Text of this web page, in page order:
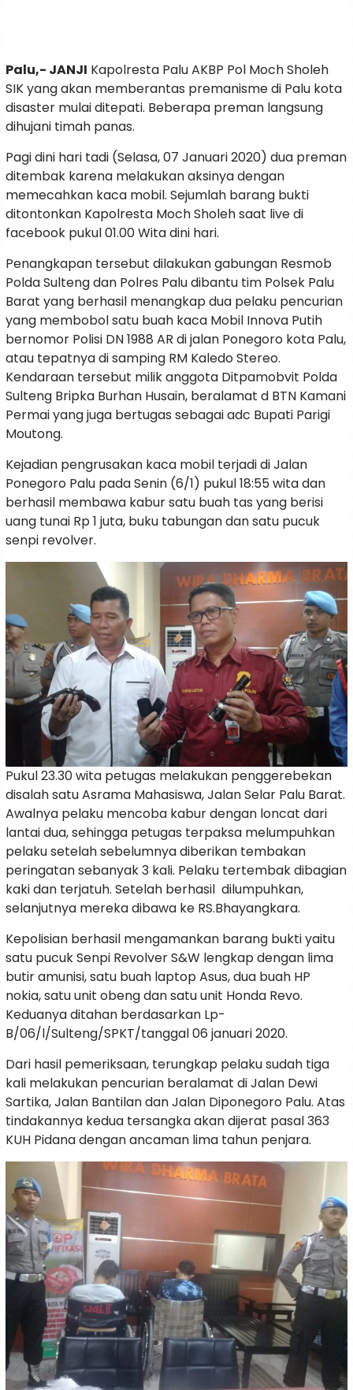
Palu,- JANJI Kapolresta Palu AKBP Pol Moch Sholeh
SIK yang akan memberantas premanisme di Palu kota
disaster mulai ditepati. Beberapa preman langsung
dihujani timah panas.
Pagi dini hari tadi (Selasa, 07 Januari 2020) dua preman
ditembak karena melakukan aksinya dengan
memecahkan kaca mobil. Sejumlah barang bukti
ditontonkan Kapolresta Moch Sholeh saat live di
facebook pukul 01.00 Wita dini hari.
Penangkapan tersebut dilakukan gabungan Resmob
Polda Sulteng dan Polres Palu dibantu tim Polsek Palu
Barat yang berhasil menangkap dua pelaku pencurian
yang membobol satu buah kaca Mobil Innova Putih
bernomor Polisi DN 1988 AR di jalan Ponegoro kota Palu,
atau tepatnya di samping RM Kaledo Stereo.
Kendaraan tersebut milik anggota Ditpamobvit Polda
Sulteng Bripka Burhan Husain, beralamat d BTN Kamani
Permai yang juga bertugas sebagai adc Bupati Parigi
Moutong.
Kejadian pengrusakan kaca mobil terjadi di Jalan
Ponegoro Palu pada Senin (6/1) pukul 18:55 wita dan
berhasil membawa kabur satu buah tas yang berisi
uang tunai Rp 1 juta, buku tabungan dan satu pucuk
senpi revolver.
Pukul 23.30 wita petugas melakukan penggerebekan
disalah satu Asrama Mahasiswa, Jalan Selar Palu Barat.
Awalnya pelaku mencoba kabur dengan loncat dari
lantai dua, sehingga petugas terpaksa melumpuhkan
pelaku setelah sebelumnya diberikan tembakan
peringatan sebanyak 3 kali. Pelaku tertembak dibagian
kaki dan terjatuh. Setelah berhasil dilumpuhkan,
selanjutnya mereka dibawa ke RS.Bhayangkara.
Kepolisian berhasil mengamankan barang bukti yaitu
satu pucuk Senpi Revolver S&W lengkap dengan lima
butir amunisi, satu buah laptop Asus, dua buah HP
nokia, satu unit obeng dan satu unit Honda Revo.
Keduanya ditahan berdasarkan Lp-
B/06/l/Sulteng/SPKT/tanggal 06 januari 2020.
Dari hasil pemeriksaan, terungkap pelaku sudah tiga
kali melakukan pencurian beralamat di Jalan Dewi
Sartika, Jalan Bantilan dan Jalan Diponegoro Palu. Atas
tindakannya kedua tersangka akan dijerat pasal 363
KUH Pidana dengan ancaman lima tahun penjara.